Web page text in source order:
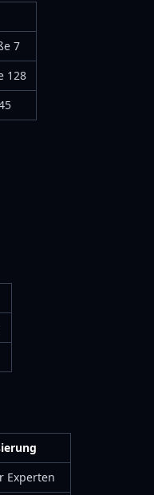
7
128
Experten